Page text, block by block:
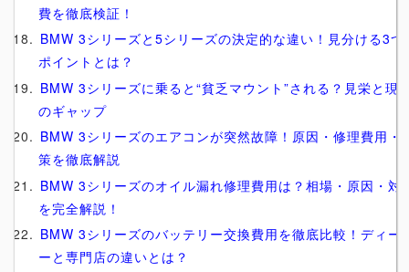
費を徹底検証！
BMW 3シリーズと5シリーズの決定的な違い！見分ける3つ
ポイントとは？
BMW 3シリーズに乗ると“貧乏マウント”される？見栄と現
のギャップ
BMW 3シリーズのエアコンが突然故障！原因・修理費用・
策を徹底解説
BMW 3シリーズのオイル漏れ修理費用は？相場・原因・対
を完全解説！
BMW 3シリーズのバッテリー交換費用を徹底比較！ディー
ーと専門店の違いとは？